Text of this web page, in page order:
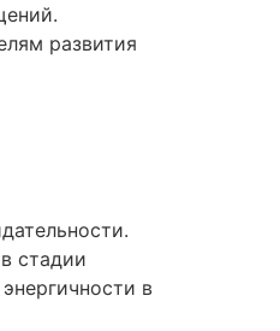
развития
стадии
в